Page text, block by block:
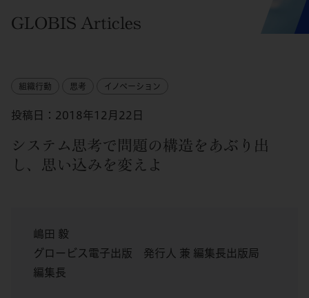
GLOBIS Articles
組織行動 思考 イノベーション
投稿日：2018年12月22日
システム思考で問題の構造をあぶり出
し、思い込みを変えよ
嶋田 毅
グロービス電子出版 発行人 兼 編集長出版局
編集長